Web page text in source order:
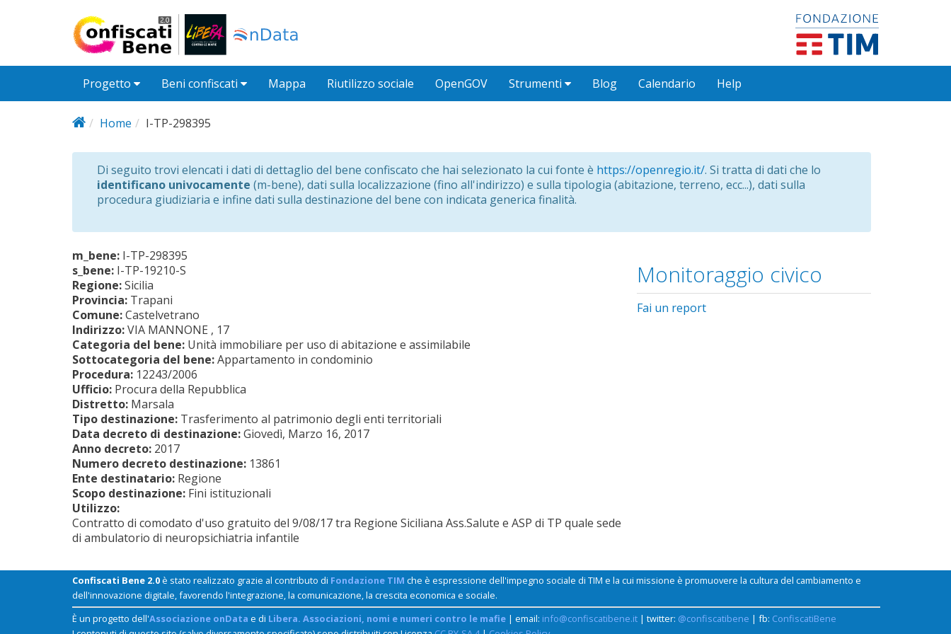
Progetto Beni confiscati Mappa Riutilizzo sociale OpenGOV Strumenti Blog Calendario Help
Home I-TP-298395
Di seguito trovi elencati i dati di dettaglio del bene confiscato che hai selezionato la cui fonte è https://openregio.it/. Si tratta di dati che lo
identificano univocamente (m-bene), dati sulla localizzazione (fino all'indirizzo) e sulla tipologia (abitazione, terreno, ecc...), dati sulla
procedura giudiziaria e infine dati sulla destinazione del bene con indicata generica finalità.
m_bene: I-TP-298395
s_bene: I-TP-19210-S
Regione:Sicilia
Provincia: Trapani
Comune:Castelvetrano
Indirizzo:VIA MANNONE , 17
Categoria del bene: Unità immobiliare per uso di abitazione e assimilabile
Sottocategoria del bene:Appartamento in condominio
Procedura: 12243/2006
Ufficio: Procura della Repubblica
Distretto: Marsala
Tipo destinazione: Trasferimento al patrimonio degli enti territoriali
Data decreto di destinazione:Giovedì, Marzo 16, 2017
Anno decreto: 2017
Numero decreto destinazione: 13861
Ente destinatario: Regione
Scopo destinazione: Fini istituzionali
Utilizzo:
Contratto di comodato d'uso gratuito del 9/08/17 tra Regione Siciliana Ass.Salute e ASP di TP quale sede
di ambulatorio di neuropsichiatria infantile
Monitoraggio civico
Fai un report
Confiscati Bene 2.0è stato realizzato grazie al contributo di Fondazione TIM che è espressione dell'impegno sociale di TIM e la cui missione è promuovere la cultura del cambiamento e
dell'innovazione digitale, favorendo l'integrazione, la comunicazione, la crescita economica e sociale.
È un progetto dell'Associazione onData e di Libera. Associazioni, nomi e numeri contro le mafie | email: info@confiscatibene.it | twitter: @confiscatibene | fb: ConfiscatiBene